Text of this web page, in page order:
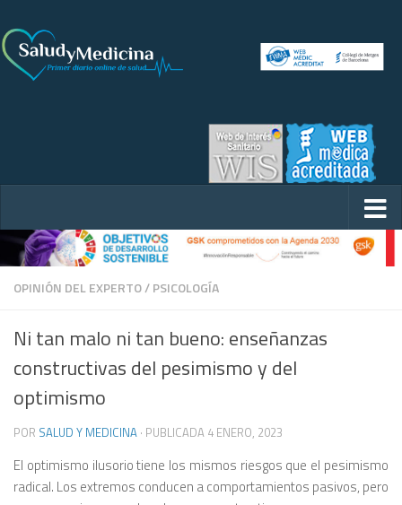
OPINIÓN DEL EXPERTO/PSICOLOGÍA
Ni tan malo ni tan bueno: enseñanzas
constructivas del pesimismo y del
optimismo
POR SALUD Y MEDICINA · PUBLICADA 4 ENERO, 2023
El optimismo ilusorio tiene los mismos riesgos que el pesimismo
radical. Los extremos conducen a comportamientos pasivos, pero